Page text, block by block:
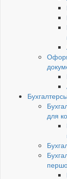
для